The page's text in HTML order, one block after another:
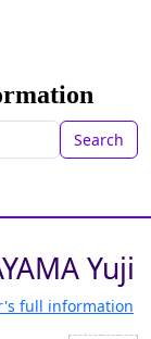
Search
Yuji
full information